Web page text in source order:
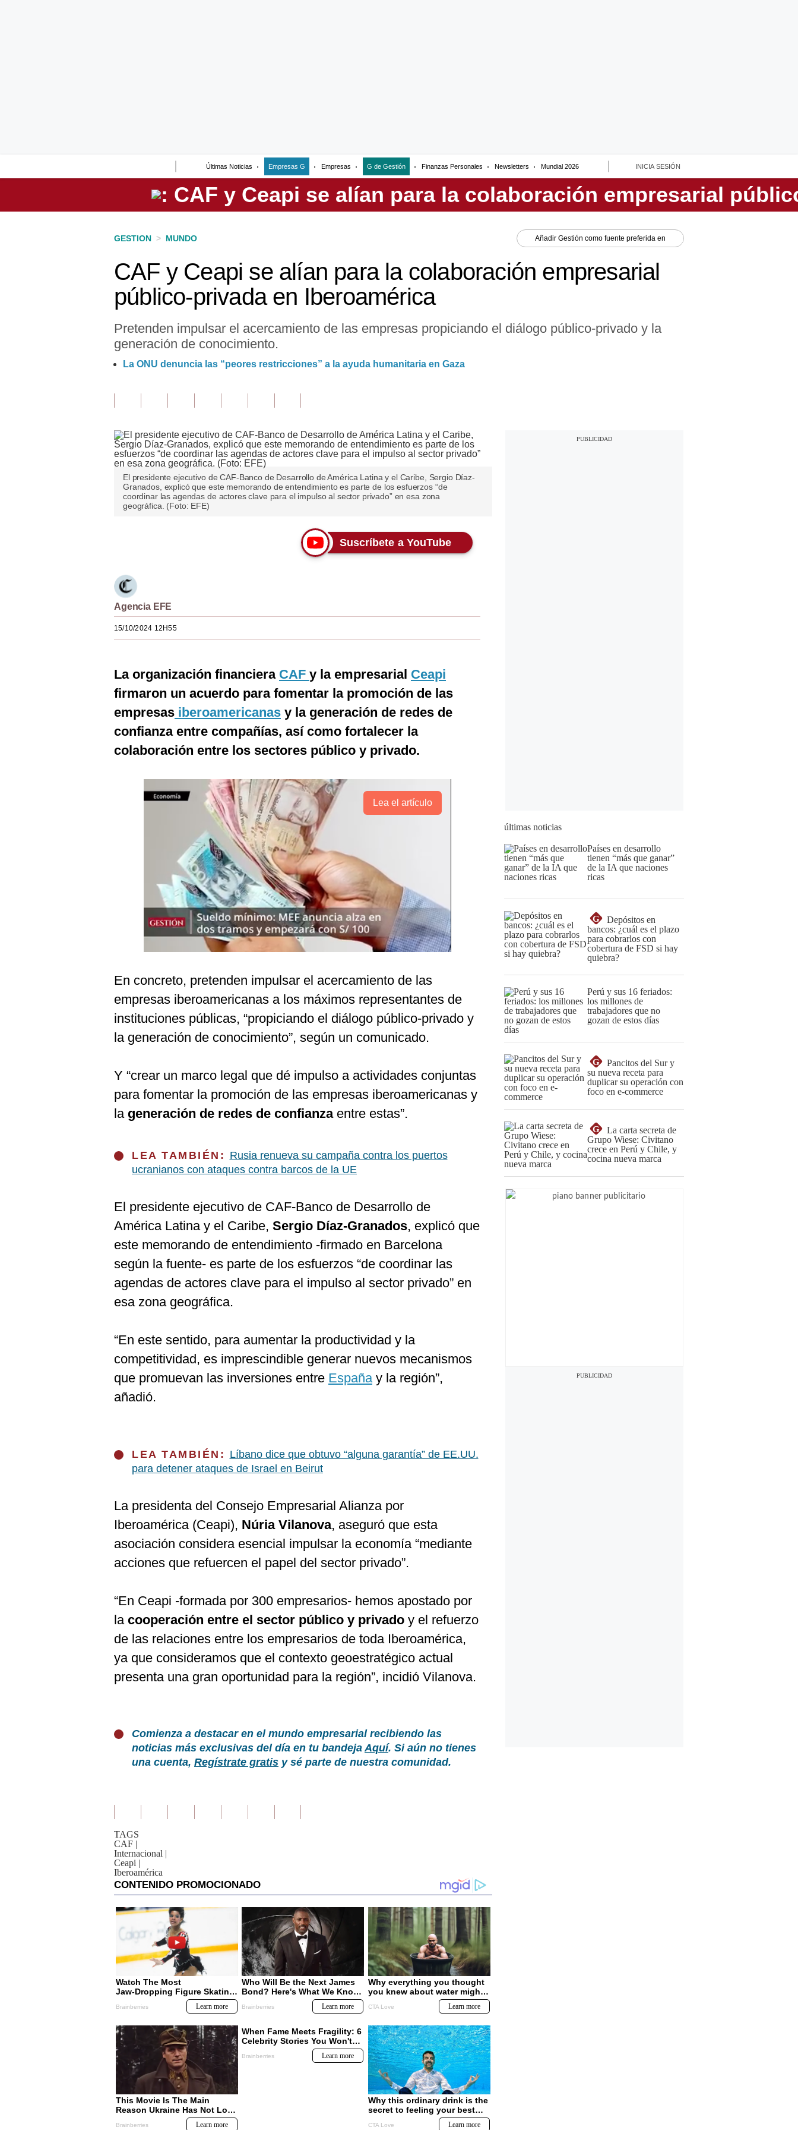
Últimas Noticias Empresas G Empresas G de Gestión Finanzas Personales Newsletters Mundial 2026 INICIA SESIÓN
Perú
GESTION > MUNDO Añadir Gestión como fuente preferida en
CAF y Ceapi se alían para la colaboración empresarial
público-privada en Iberoamérica
Pretenden impulsar el acercamiento de las empresas propiciando el diálogo público-privado y la
generación de conocimiento.
La ONU denuncia las “peores restricciones” a la ayuda humanitaria en Gaza
El presidente ejecutivo de CAF-Banco de Desarrollo de América Latina y el Caribe, Sergio Díaz-
Granados, explicó que este memorando de entendimiento es parte de los esfuerzos “de
coordinar las agendas de actores clave para el impulso al sector privado” en esa zona
geográfica. (Foto: EFE)
Suscríbete a YouTube
Agencia EFE
15/10/2024 12H55
La organización financiera CAF y la empresarial Ceapi
firmaron un acuerdo para fomentar la promoción de las
empresas iberoamericanas y la generación de redes de
confianza entre compañías, así como fortalecer la
colaboración entre los sectores público y privado.
Lea el artículo
En concreto, pretenden impulsar el acercamiento de las
empresas iberoamericanas a los máximos representantes de
instituciones públicas, “propiciando el diálogo público-privado y
la generación de conocimiento”, según un comunicado.
Y “crear un marco legal que dé impulso a actividades conjuntas
para fomentar la promoción de las empresas iberoamericanas y
la generación de redes de confianza entre estas”.
LEA TAMBIÉN: Rusia renueva su campaña contra los puertos
ucranianos con ataques contra barcos de la UE
El presidente ejecutivo de CAF-Banco de Desarrollo de
América Latina y el Caribe, Sergio Díaz-Granados, explicó que
este memorando de entendimiento -firmado en Barcelona
según la fuente- es parte de los esfuerzos “de coordinar las
agendas de actores clave para el impulso al sector privado” en
esa zona geográfica.
“En este sentido, para aumentar la productividad y la
competitividad, es imprescindible generar nuevos mecanismos
que promuevan las inversiones entre Españay la región”,
añadió.
LEA TAMBIÉN: Líbano dice que obtuvo “alguna garantía” de EE.UU.
para detener ataques de Israel en Beirut
La presidenta del Consejo Empresarial Alianza por
Iberoamérica (Ceapi), Núria Vilanova, aseguró que esta
asociación considera esencial impulsar la economía “mediante
acciones que refuercen el papel del sector privado”.
“En Ceapi -formada por 300 empresarios- hemos apostado por
la cooperación entre el sector público y privado y el refuerzo
de las relaciones entre los empresarios de toda Iberoamérica,
ya que consideramos que el contexto geoestratégico actual
presenta una gran oportunidad para la región”, incidió Vilanova.
Comienza a destacar en el mundo empresarial recibiendo las
noticias más exclusivas del día en tu bandejaAquí. Si aún no tienes
una cuenta, Regístrate gratis y sé parte de nuestra comunidad.
TAGS
CAF |
Internacional |
Ceapi |
Iberoamérica
últimas noticias
Países en desarrollo
tienen “más que ganar”
de la IA que naciones
ricas
G
Depósitos en
bancos: ¿cuál es el plazo
para cobrarlos con
cobertura de FSD si hay
quiebra?
Perú y sus 16 feriados:
los millones de
trabajadores que no
gozan de estos días
G
Pancitos del Sur y
su nueva receta para
duplicar su operación con
foco en e-commerce
G
La carta secreta de
Grupo Wiese: Civitano
crece en Perú y Chile, y
cocina nueva marca